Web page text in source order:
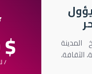
الثقافة،
$ 1180
/